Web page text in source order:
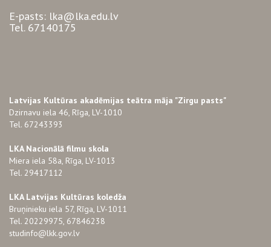
E-pasts: lka@lka.edu.lv
Tel. 67140175
Latvijas Kultūras akadēmijas teātra māja "Zirgu pasts"
Dzirnavu iela 46, Rīga, LV-1010
Tel. 67243393
LKA Nacionālā filmu skola
Miera iela 58a, Rīga, LV-1013
Tel. 29417112
LKA Latvijas Kultūras koledža
Bruņinieku iela 57, Rīga, LV-1011
Tel. 20229975, 67846238
studinfo@lkk.gov.lv